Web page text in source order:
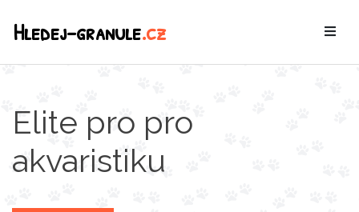
Hledej-granule.cz
Elite pro pro
akvaristiku